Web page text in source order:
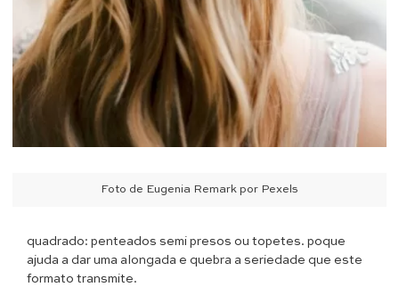
Foto de Eugenia Remark por Pexels
quadrado: penteados semi presos ou topetes. poque
ajuda a dar uma alongada e quebra a seriedade que este
formato transmite.